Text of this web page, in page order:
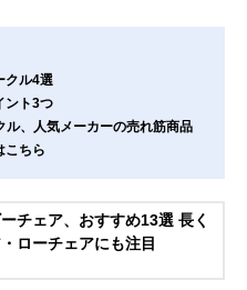
クル4選
ント3つ
ル、人気メーカーの売れ筋商品
こちら
チェア、おすすめ13選 長く
ローチェアにも注目